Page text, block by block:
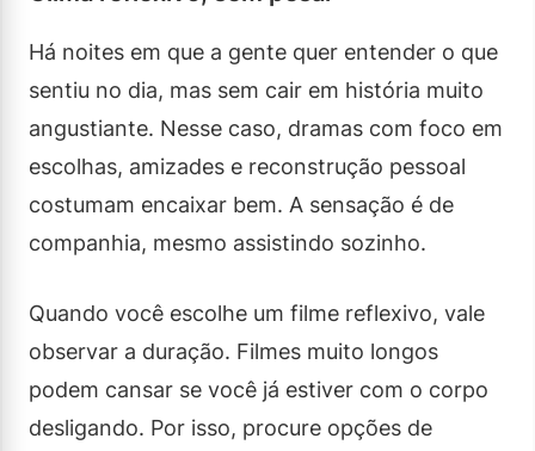
Há noites em que a gente quer entender o que
sentiu no dia, mas sem cair em história muito
angustiante. Nesse caso, dramas com foco em
escolhas, amizades e reconstrução pessoal
costumam encaixar bem. A sensação é de
companhia, mesmo assistindo sozinho.
Quando você escolhe um filme reflexivo, vale
observar a duração. Filmes muito longos
podem cansar se você já estiver com o corpo
desligando. Por isso, procure opções de